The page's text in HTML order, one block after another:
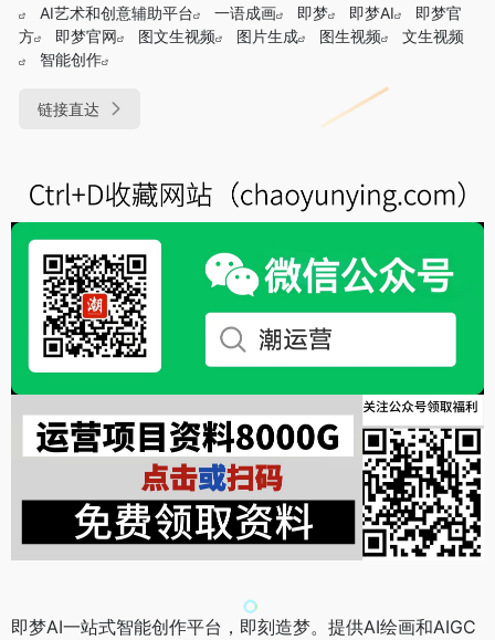
AI艺术和创意辅助平台
一语成画 即梦 即梦AI
即梦官
方
即梦官网 图文生视频 图片生成 图生视频
文生视频
智能创作
链接直达
即梦AI一站式智能创作平台，即刻造梦。提供AI绘画和AIGC